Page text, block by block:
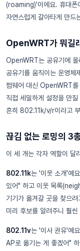
(roaming)'이에요. 휴대폰
자연스럽게 갈아타게 만드
OpenWRT가 뭐길
OpenWRT는 공유기에 올
공유기를 움직이는 운영체
펌웨어 대신 OpenWRT
직접 세밀하게 설정을 만
흔히 802.11k/v/r이라고
끊김 없는 로밍의 3
이 세 개는 각자 역할이 달
802.11k는 '이웃 소개'예
있어" 하고 이웃 목록
기기가 옮겨갈 곳을 찾으
미리 후보를 알려주니 훨
802.11v는 '이사 권유'예
AP로 옮기는 게 좋겠어"